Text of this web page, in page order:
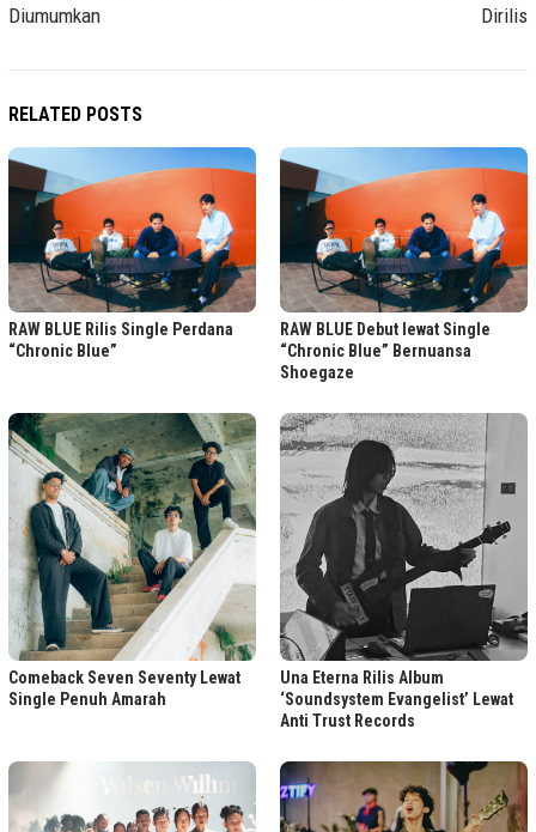
Diumumkan
Dirilis
RELATED POSTS
RAW BLUE Rilis Single Perdana
“Chronic Blue”
RAW BLUE Debut lewat Single
“Chronic Blue” Bernuansa
Shoegaze
Comeback Seven Seventy Lewat
Single Penuh Amarah
Una Eterna Rilis Album
‘Soundsystem Evangelist’ Lewat
Anti Trust Records